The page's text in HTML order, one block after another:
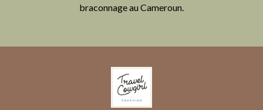
braconnage au Cameroun.